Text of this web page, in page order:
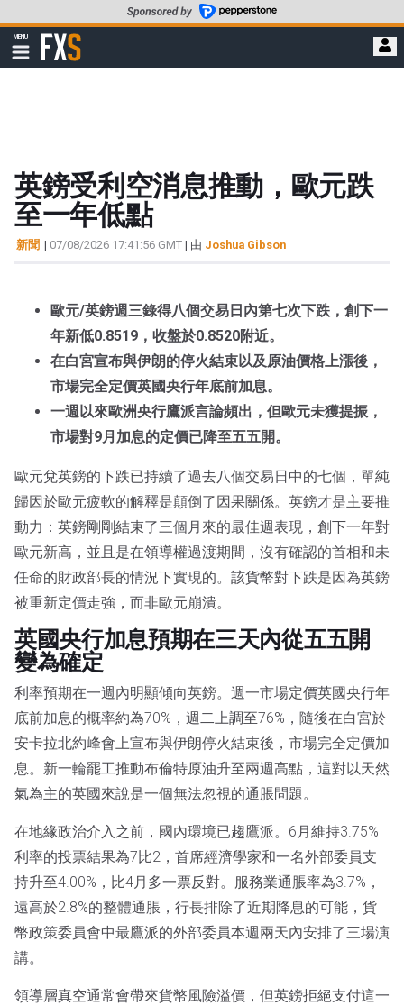
至
要
MENU
顯
示
FXStreet
英鎊受利空消息推動，歐元跌
至一年低點
新聞 | 07/08/2026 17:41:56 GMT | 由 Joshua Gibson
歐元/英鎊週三錄得八個交易日內第七次下跌，創下一
年新低0.8519，收盤於0.8520附近。
在白宮宣布與伊朗的停火結束以及原油價格上漲後，
市場完全定價英國央行年底前加息。
一週以來歐洲央行鷹派言論頻出，但歐元未獲提振，
市場對9月加息的定價已降至五五開。
歐元兌英鎊的下跌已持續了過去八個交易日中的七個，單純
歸因於歐元疲軟的解釋是顛倒了因果關係。英鎊才是主要推
動力：英鎊剛剛結束了三個月來的最佳週表現，創下一年對
歐元新高，並且是在領導權過渡期間，沒有確認的首相和未
任命的財政部長的情況下實現的。該貨幣對下跌是因為英鎊
被重新定價走強，而非歐元崩潰。
英國央行加息預期在三天內從五五開
變為確定
利率預期在一週內明顯傾向英鎊。週一市場定價英國央行年
底前加息的概率約為70%，週二上調至76%，隨後在白宮於
安卡拉北約峰會上宣布與伊朗停火結束後，市場完全定價加
息。新一輪罷工推動布倫特原油升至兩週高點，這對以天然
氣為主的英國來說是一個無法忽視的通脹問題。
在地緣政治介入之前，國內環境已趨鷹派。6月維持3.75%
利率的投票結果為7比2，首席經濟學家和一名外部委員支
持升至4.00%，比4月多一票反對。服務業通脹率為3.7%，
遠高於2.8%的整體通脹，行長排除了近期降息的可能，貨
幣政策委員會中最鷹派的外部委員本週兩天內安排了三場演
講。
領導層真空通常會帶來貨幣風險溢價，但英鎊拒絕支付這一